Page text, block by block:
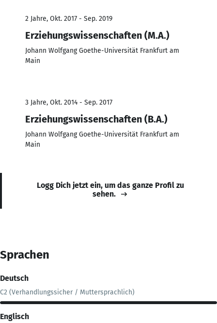
2 Jahre, Okt. 2017 - Sep. 2019
Erziehungswissenschaften (M.A.)
Johann Wolfgang Goethe-Universität Frankfurt am
Main
3 Jahre, Okt. 2014 - Sep. 2017
Erziehungswissenschaften (B.A.)
Johann Wolfgang Goethe-Universität Frankfurt am
Main
Logg Dich jetzt ein, um das ganze Profil zu
sehen.
Sprachen
Deutsch
C2 (Verhandlungssicher / Muttersprachlich)
Englisch